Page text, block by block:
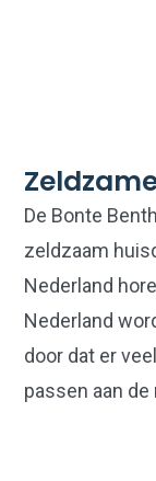
De Bonte
zeldzaam
Nederland
Nederland
door dat er
passen aan